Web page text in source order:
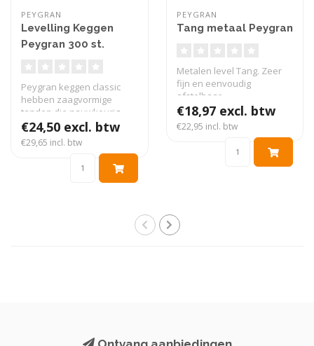
PEYGRAN
Levelling Keggen
Peygran 300 st.
Peygran keggen classic
hebben zaagvormige
tanden die nauwkeurig
onder de clips w..
€24,50 excl. btw
€29,65 incl. btw
PEYGRAN
Tang metaal Peygran
Metalen level Tang. Zeer
fijn en eenvoudig
afstelbaar.
€18,97 excl. btw
€22,95 incl. btw